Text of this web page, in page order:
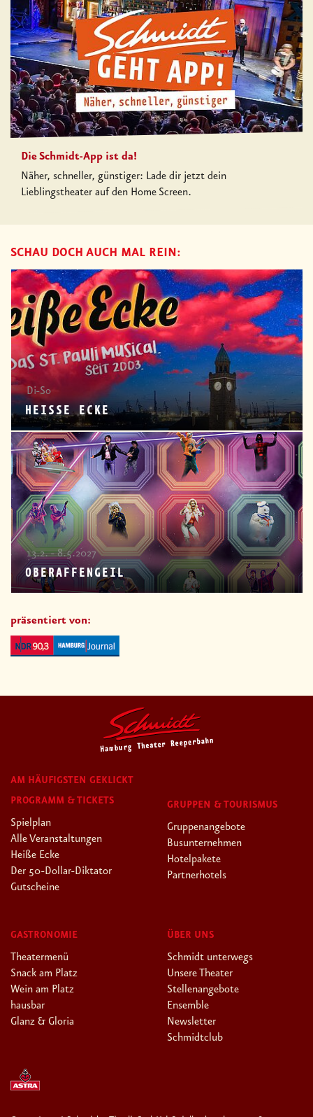
Die Schmidt-App ist da!
Näher, schneller, günstiger: Lade dir jetzt dein
Lieblingstheater auf den Home Screen.
SCHAU DOCH AUCH MAL REIN:
Di-So
HEISSE ECKE
13.2. - 8.5.2027
OBERAFFENGEIL
präsentiert von:
AM HÄUFIGSTEN GEKLICKT
PROGRAMM & TICKETS
Spielplan
Alle Veranstaltungen
Heiße Ecke
Der 50-Dollar-Diktator
Gutscheine
GRUPPEN & TOURISMUS
Gruppenangebote
Busunternehmen
Hotelpakete
Partnerhotels
GASTRONOMIE
Theatermenü
Snack am Platz
Wein am Platz
hausbar
Glanz & Gloria
ÜBER UNS
Schmidt unterwegs
Unsere Theater
Stellenangebote
Ensemble
Newsletter
Schmidtclub